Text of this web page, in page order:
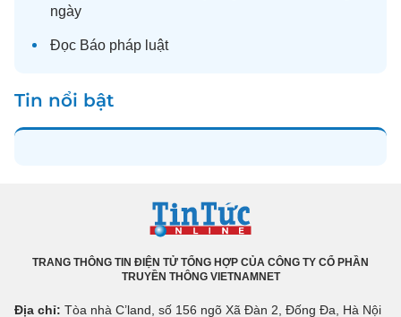
ngày
Đọc Báo pháp luật
Tin nổi bật
TRANG THÔNG TIN ĐIỆN TỬ TỔNG HỢP CỦA CÔNG TY CỔ PHẦN
TRUYỀN THÔNG VIETNAMNET
Địa chỉ: Tòa nhà C’land, số 156 ngõ Xã Đàn 2, Đống Đa, Hà Nội